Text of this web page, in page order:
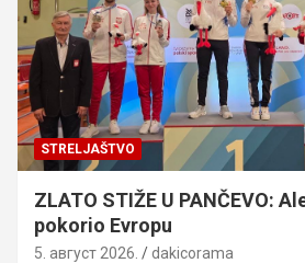
STRELJAŠTVO
ZLATO STIŽE U PANČEVO:
pokorio Evropu
5. август 2026. dakicorama